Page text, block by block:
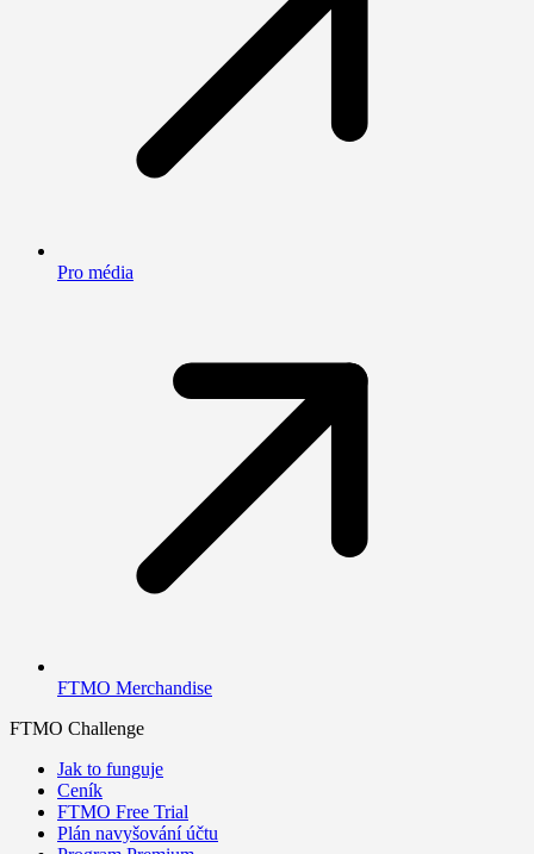
Pro média
FTMO Merchandise
FTMO Challenge
Jak to funguje
Ceník
FTMO Free Trial
Plán navyšování účtu